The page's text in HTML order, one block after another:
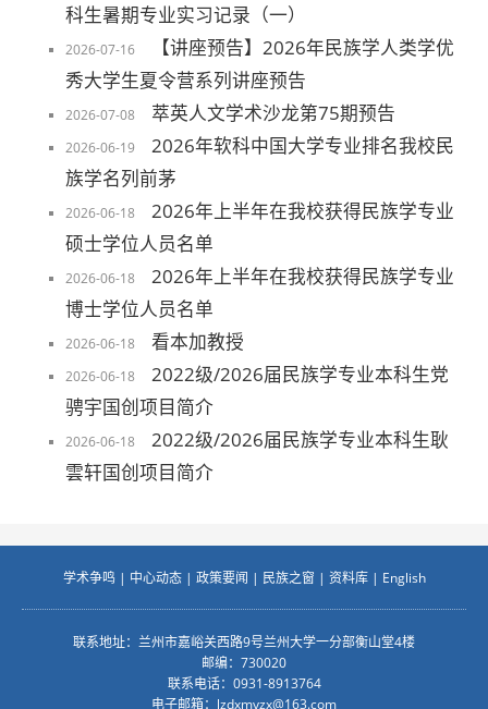
科生暑期专业实习记录（一）
2026-07-16
【讲座预告】2026年民族学人类学优
秀大学生夏令营系列讲座预告
2026-07-08 萃英人文学术沙龙第75期预告
2026-06-19
2026年软科中国大学专业排名我校民
族学名列前茅
2026-06-18
2026年上半年在我校获得民族学专业
硕士学位人员名单
2026-06-18
2026年上半年在我校获得民族学专业
博士学位人员名单
2026-06-18 看本加教授
2026-06-18
2022级/2026届民族学专业本科生党
骋宇国创项目简介
2026-06-18
2022级/2026届民族学专业本科生耿
雲轩国创项目简介
学术争鸣| 中心动态| 政策要闻 | 民族之窗 | 资料库| English
联系地址：兰州市嘉峪关西路9号兰州大学一分部衡山堂4楼
邮编：730020
联系电话：0931-8913764
电子邮箱： lzdxmyzx@163.com